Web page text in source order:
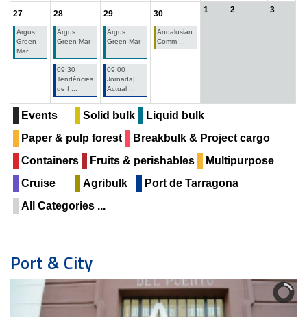
27
Argus
Green
Mar ...
28
Argus
Green Mar
09:30
Tendències
de f ...
29
Argus
Green Mar
09:00
Jornada|
Actual ...
30
Andalusian
Comm ...
1 2 3
Events Solid bulk
Liquid bulk
Paper & pulp forest
Breakbulk & Project cargo
Containers
Fruits & perishables
Multipurpose
Cruise
Agribulk
Port de Tarragona
All Categories ...
Port & City